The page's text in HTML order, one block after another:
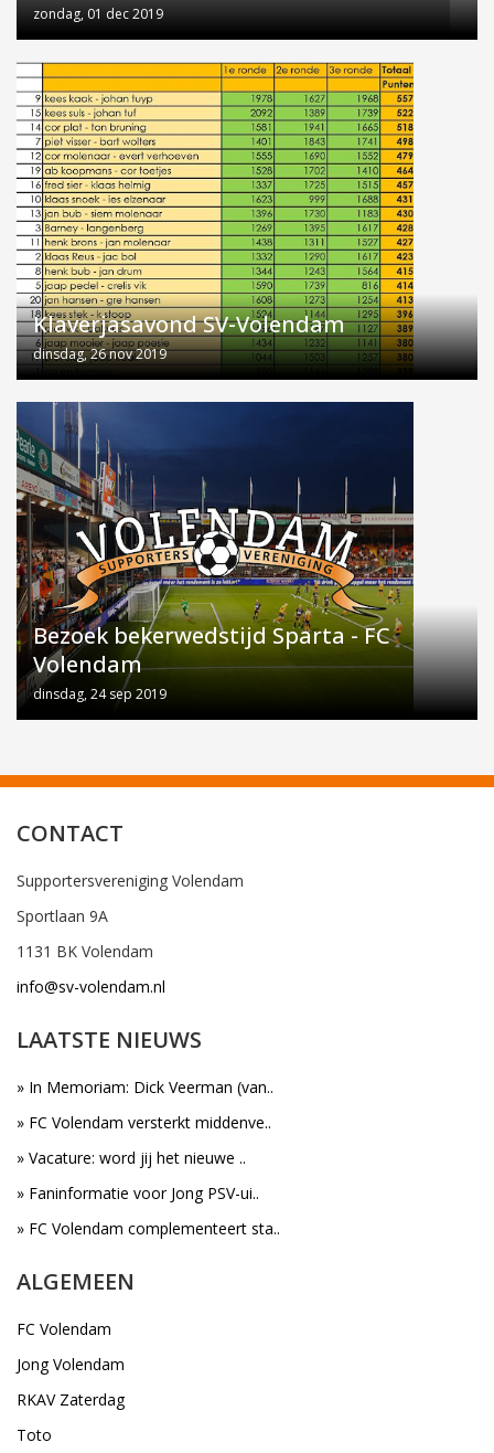
zondag, 01 dec 2019
Klaverjasavond SV-Volendam
dinsdag, 26 nov 2019
Bezoek bekerwedstijd Sparta - FC
Volendam
dinsdag, 24 sep 2019
CONTACT
Supportersvereniging Volendam
Sportlaan 9A
1131 BK Volendam
info@sv-volendam.nl
LAATSTE NIEUWS
» In Memoriam: Dick Veerman (van..
» FC Volendam versterkt middenve..
» Vacature: word jij het nieuwe ..
» Faninformatie voor Jong PSV-ui..
» FC Volendam complementeert sta..
ALGEMEEN
FC Volendam
Jong Volendam
RKAV Zaterdag
Toto